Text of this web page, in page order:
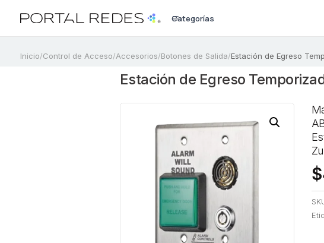
a
Categorías
Inicio/Control de Acceso/Accesorios/Botones de Salida/Estación de Egreso
Estación de Egreso
$